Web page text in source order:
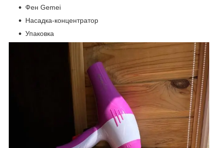
Фен Gemei
Насадка-концентратор
Упаковка